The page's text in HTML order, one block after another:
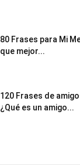
80 Frases para Mi
que mejor...
120 Frases de
¿Qué es un amigo...